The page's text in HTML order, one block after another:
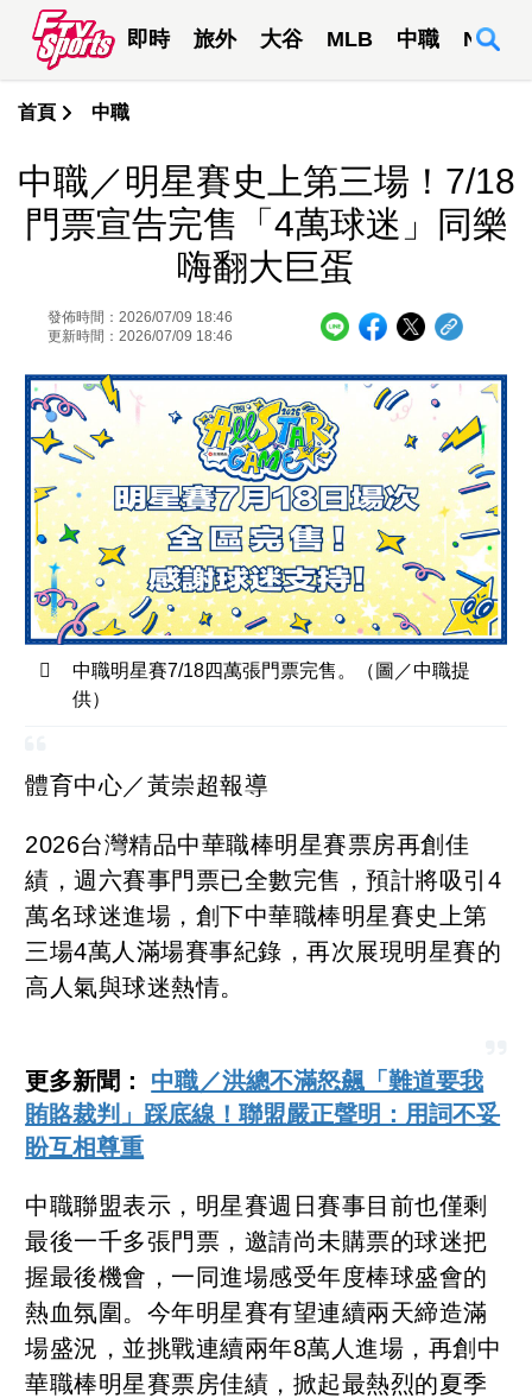
即時 旅外 大谷 MLB 中職 NBA
首頁 中職
中職／明星賽史上第三場！7/18
門票宣告完售「4萬球迷」同樂
嗨翻大巨蛋
發佈時間：2026/07/09 18:46
更新時間：2026/07/09 18:46
中職明星賽7/18四萬張門票完售。（圖／中職提
供）
體育中心／黃崇超報導
2026台灣精品中華職棒明星賽票房再創佳
績，週六賽事門票已全數完售，預計將吸引4
萬名球迷進場，創下中華職棒明星賽史上第
三場4萬人滿場賽事紀錄，再次展現明星賽的
高人氣與球迷熱情。
更多新聞： 中職／洪總不滿怒飆「難道要我
賄賂裁判」踩底線！聯盟嚴正聲明：用詞不妥
盼互相尊重
中職聯盟表示，明星賽週日賽事目前也僅剩
最後一千多張門票，邀請尚未購票的球迷把
握最後機會，一同進場感受年度棒球盛會的
熱血氛圍。今年明星賽有望連續兩天締造滿
場盛況，並挑戰連續兩年8萬人進場，再創中
華職棒明星賽票房佳績，掀起最熱烈的夏季